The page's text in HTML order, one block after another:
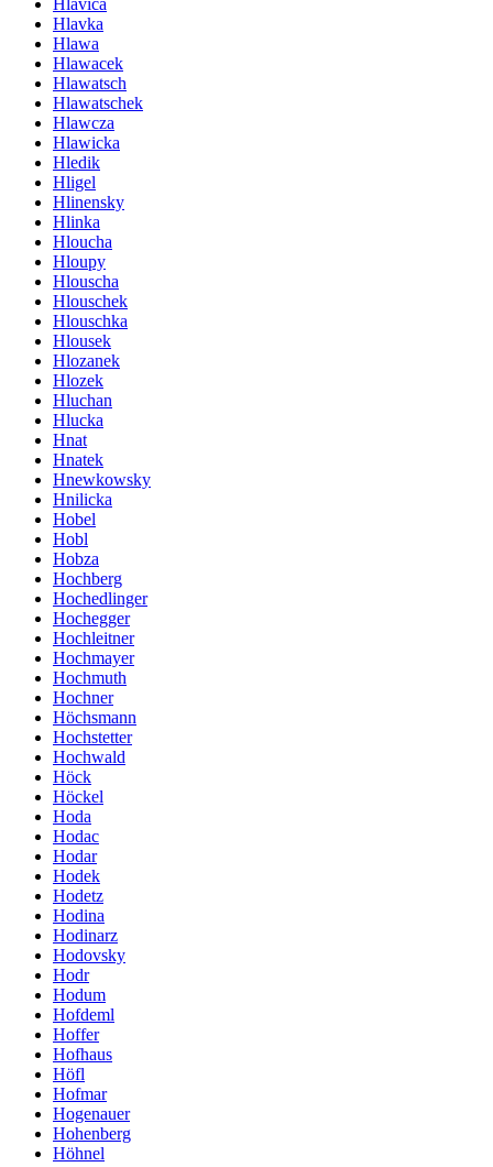
Hlavica
Hlavka
Hlawa
Hlawacek
Hlawatsch
Hlawatschek
Hlawcza
Hlawicka
Hledik
Hligel
Hlinensky
Hlinka
Hloucha
Hloupy
Hlouscha
Hlouschek
Hlouschka
Hlousek
Hlozanek
Hlozek
Hluchan
Hlucka
Hnat
Hnatek
Hnewkowsky
Hnilicka
Hobel
Hobl
Hobza
Hochberg
Hochedlinger
Hochegger
Hochleitner
Hochmayer
Hochmuth
Hochner
Höchsmann
Hochstetter
Hochwald
Höck
Höckel
Hoda
Hodac
Hodar
Hodek
Hodetz
Hodina
Hodinarz
Hodovsky
Hodr
Hodum
Hofdeml
Hoffer
Hofhaus
Höfl
Hofmar
Hogenauer
Hohenberg
Höhnel